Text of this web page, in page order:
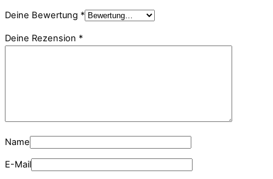
Deine Bewertung *
Deine Rezension *
Name
E-Mail